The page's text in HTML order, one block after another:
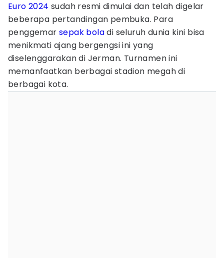
Euro 2024 sudah resmi dimulai dan telah digelar
beberapa pertandingan pembuka. Para
penggemarsepak boladi seluruh dunia kini bisa
menikmati ajang bergengsi ini yang
diselenggarakan di Jerman. Turnamen ini
memanfaatkan berbagai stadion megah di
berbagai kota.